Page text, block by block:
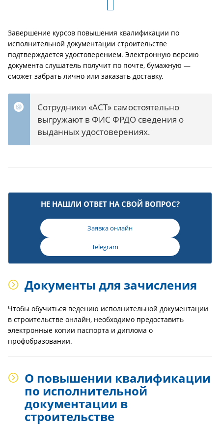
Завершение курсов повышения квалификации по
исполнительной документации строительстве
подтверждается удостоверением. Электронную версию
документа слушатель получит по почте, бумажную —
сможет забрать лично или заказать доставку.
Сотрудники «АСТ» самостоятельно
выгружают в ФИС ФРДО сведения о
выданных удостоверениях.
НЕ НАШЛИ ОТВЕТ НА СВОЙ ВОПРОС?
Заявка онлайн
Telegram
Документы для зачисления
Чтобы обучиться ведению исполнительной документации
в строительстве онлайн, необходимо предоставить
электронные копии паспорта и диплома о
профобразовании.
О повышении квалификации
по исполнительной
документации в
строительстве